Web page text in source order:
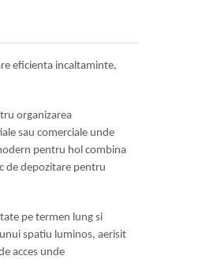
eficienta incaltaminte,
organizarea
sau comerciale unde
pentru hol combina
de depozitare pentru
pe termen lung si
spatiu luminos, aerisit
acces unde